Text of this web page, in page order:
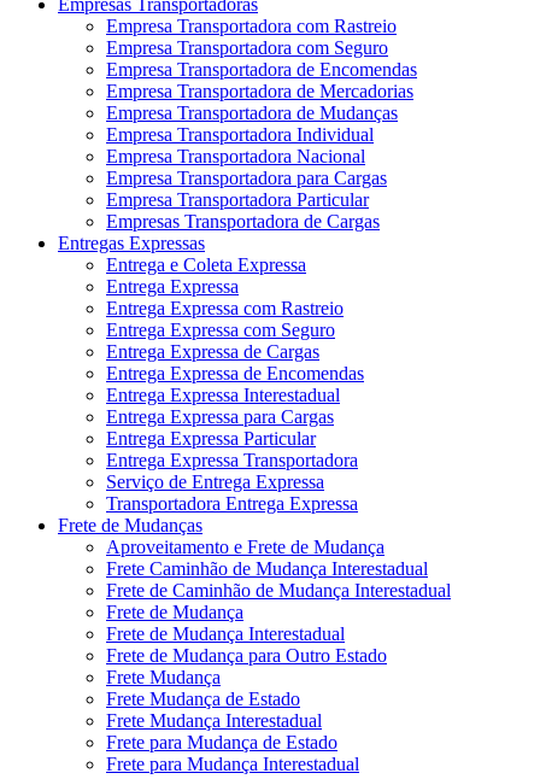
Empresas Transportadoras
Empresa Transportadora com Rastreio
Empresa Transportadora com Seguro
Empresa Transportadora de Encomendas
Empresa Transportadora de Mercadorias
Empresa Transportadora de Mudanças
Empresa Transportadora Individual
Empresa Transportadora Nacional
Empresa Transportadora para Cargas
Empresa Transportadora Particular
Empresas Transportadora de Cargas
Entregas Expressas
Entrega e Coleta Expressa
Entrega Expressa
Entrega Expressa com Rastreio
Entrega Expressa com Seguro
Entrega Expressa de Cargas
Entrega Expressa de Encomendas
Entrega Expressa Interestadual
Entrega Expressa para Cargas
Entrega Expressa Particular
Entrega Expressa Transportadora
Serviço de Entrega Expressa
Transportadora Entrega Expressa
Frete de Mudanças
Aproveitamento e Frete de Mudança
Frete Caminhão de Mudança Interestadual
Frete de Caminhão de Mudança Interestadual
Frete de Mudança
Frete de Mudança Interestadual
Frete de Mudança para Outro Estado
Frete Mudança
Frete Mudança de Estado
Frete Mudança Interestadual
Frete para Mudança de Estado
Frete para Mudança Interestadual